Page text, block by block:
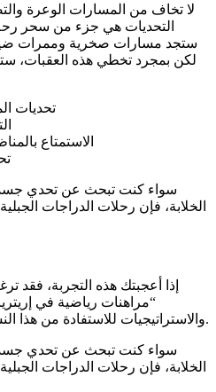
لا تخاف من المسارات الوعرة
التحديات هي جزء من سحر
ستجد مسارات صخرية وممرات
لكن بمجرد تخطي هذه العقبات،
تحديات
الاستمتاع
سواء كنت تبحث عن تحدي جسدي
الخلابة، فإن رحلات الدراجات
إذا أعجبتك هذه التجربة، فقد
“مراهنات رياضية في
والاستراتيجيات للاستفادة من هذا النشاط المثير في رحلاتك القادمة.
سواء كنت تبحث عن تحدي جسدي
الخلابة، فإن رحلات الدراجات